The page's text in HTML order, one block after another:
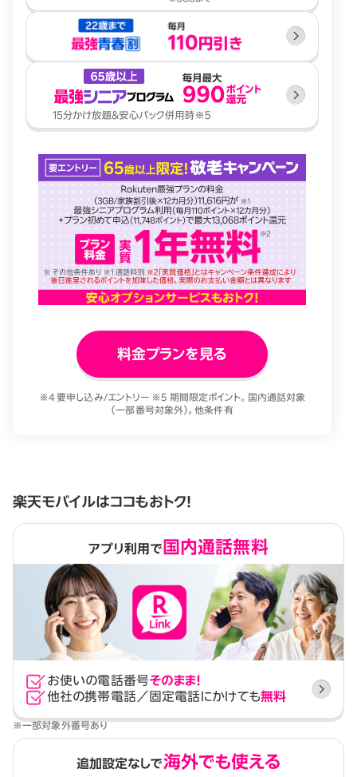
料金プランを見る
※4 要申し込み/エントリー ※5 期間限定ポイント。国内通話対象
（一部番号対象外）。他条件有
楽天モバイルはココもおトク！
アプリ利用で 国内通話無料
お使いの電話番号そのまま！
他社の携帯電話／固定電話にかけても無料
※一部対象外番号あり
追加設定なしで海外でも使える